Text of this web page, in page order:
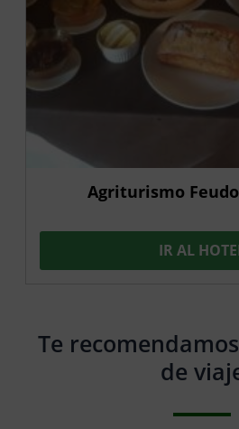
Agriturismo
IR AL
Te
de